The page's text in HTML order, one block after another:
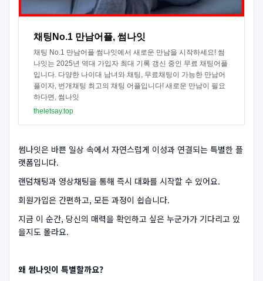
채팅No.1 만남어플, 썸나잇
채팅 No.1 만남어플 썸나잇에서 새로운 만남을 시작하세요! 썸
나잇는 2025년 역대 가입자 최대 기록 갱신 중인 무료 채팅어플
입니다. 다양한 나이대 남녀와 채팅, 무료채팅이 가능한 만남어
플이자, 번개채팅 최고의 채팅 어플입니다! 새로운 만남이 필요
하다면, 썸나잇
theletsay.top
썸나잇은 바쁜 일상 속에서 자연스럽게 이성과 연결되는 특별한 플
랫폼입니다.
랜덤채팅과 영상채팅을 통해 즉시 대화를 시작할 수 있어요.
회원가입은 간편하고, 모든 과정이 쉽습니다.
지금 이 순간, 당신의 매력을 확인하고 싶은 누군가가 기다리고 있
을지도 몰라요.
왜 썸나잇이 특별할까요?